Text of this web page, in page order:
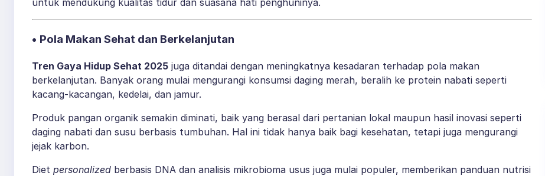
untuk mendukung kualitas tidur dan suasana hati penghuninya.
• Pola Makan Sehat dan Berkelanjutan
Tren Gaya Hidup Sehat 2025 juga ditandai dengan meningkatnya kesadaran terhadap pola makan
berkelanjutan. Banyak orang mulai mengurangi konsumsi daging merah, beralih ke protein nabati seperti
kacang-kacangan, kedelai, dan jamur.
Produk pangan organik semakin diminati, baik yang berasal dari pertanian lokal maupun hasil inovasi seperti
daging nabati dan susu berbasis tumbuhan. Hal ini tidak hanya baik bagi kesehatan, tetapi juga mengurangi
jejak karbon.
Diet personalized berbasis DNA dan analisis mikrobioma usus juga mulai populer, memberikan panduan nutrisi